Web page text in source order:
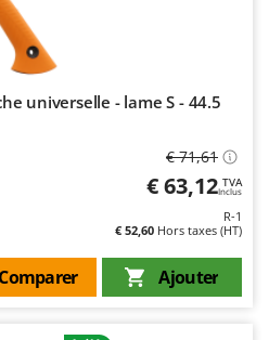
universelle - lame S - 44.5
€ 71,61
€ 63,12 TVA
Inclus
R-1
€ 52,60 Hors taxes (HT)
Ajouter
Comparer